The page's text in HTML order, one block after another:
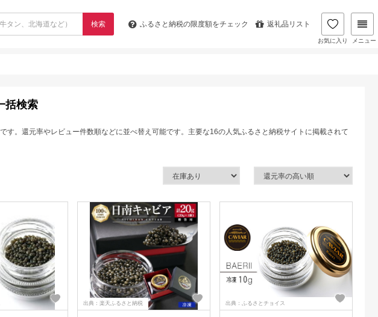
検索 ふるさと納税の限度額をチェック 返礼品リスト
お気に入り メニュー
括検索
す。還元率やレビュー件数順などに並べ替え可能です。主要な16の人気ふるさと納税サイトに掲載されて
出典：楽天ふるさと納税 出典：ふるさとチョイス